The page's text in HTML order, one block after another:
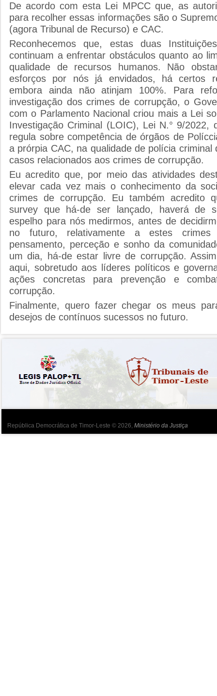
De acordo com esta Lei MPCC que, as
para recolher essas informações são o
(agora Tribunal de Recurso) e CAC.
Reconhecemos que, estas duas
continuam a enfrentar obstáculos quanto ao
qualidade de recursos humanos. Não
esforços por nós já envidados, há certos
embora ainda não atinjam 100%. Para
investigação dos crimes de corrupção, o
com o Parlamento Nacional criou mais a Lei
Investigação Criminal (LOIC), Lei N.° 9/2022,
regula sobre competência de órgãos de
a prórpia CAC, na qualidade de polícia criminal
casos relacionados aos crimes de corrupção.
Eu acredito que, por meio das atividades
elevar cada vez mais o conhecimento da
crimes de corrupção. Eu também acredito
survey que há-de ser lançado, haverá de
espelho para nós medirmos, antes de
no futuro, relativamente a estes
pensamento, perceção e sonho da
um dia, há-de estar livre de corrupção.
aqui, sobretudo aos líderes políticos e
ações concretas para prevenção e
corrupção.
Finalmente, quero fazer chegar os meus
desejos de contínuos sucessos no futuro.
República Democrática de Timor-Leste © 2026, Ministério da Justiça